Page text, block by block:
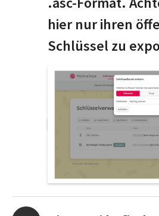
hier nur ihren
Schlüssel zu